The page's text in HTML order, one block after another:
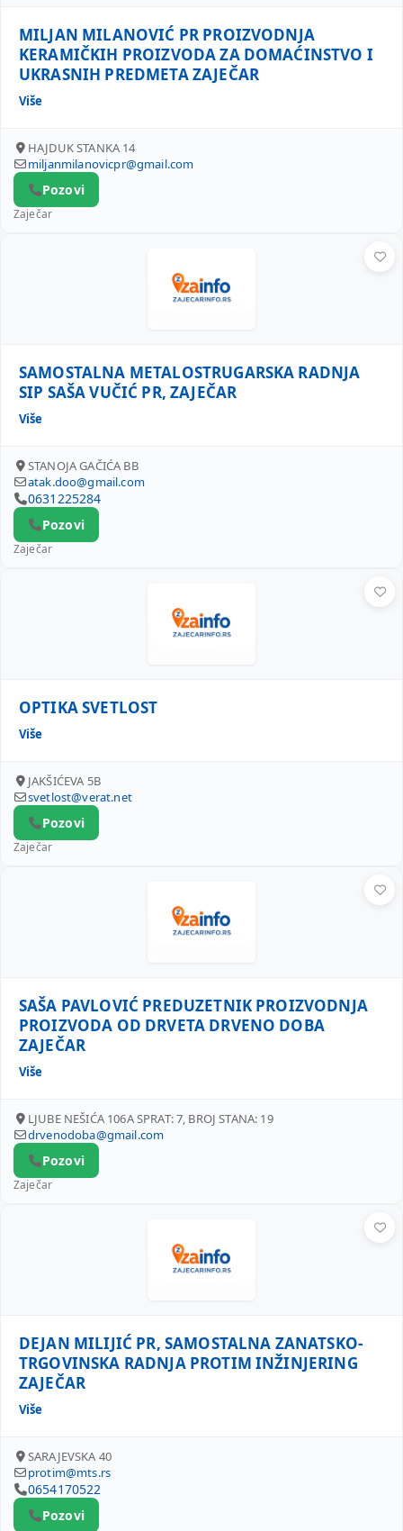
MILJAN MILANOVIĆ PR PROIZVODNJA
KERAMIČKIH PROIZVODA ZA DOMAĆINSTVO I
UKRASNIH PREDMETA ZAJEČAR
Više
HAJDUK STANKA 14
miljanmilanovicpr@gmail.com
Pozovi
Zaječar
SAMOSTALNA METALOSTRUGARSKA RADNJA
SIP SAŠA VUČIĆ PR, ZAJEČAR
Više
STANOJA GAČIĆA BB
atak.doo@gmail.com
0631225284
Pozovi
Zaječar
OPTIKA SVETLOST
Više
JAKŠIĆEVA 5B
svetlost@verat.net
Pozovi
Zaječar
SAŠA PAVLOVIĆ PREDUZETNIK PROIZVODNJA
PROIZVODA OD DRVETA DRVENO DOBA
ZAJEČAR
Više
LJUBE NEŠIĆA 106A SPRAT: 7, BROJ STANA: 19
drvenodoba@gmail.com
Pozovi
Zaječar
DEJAN MILIJIĆ PR, SAMOSTALNA ZANATSKO-
TRGOVINSKA RADNJA PROTIM INŽINJERING
ZAJEČAR
Više
SARAJEVSKA 40
protim@mts.rs
0654170522
Pozovi